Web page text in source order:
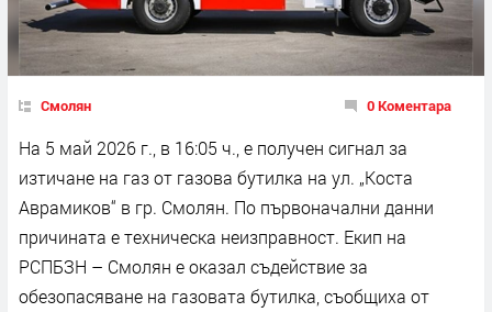
Смолян 0 Коментара
На 5 май 2026 г., в 16:05 ч., е получен сигнал за
изтичане на газ от газова бутилка на ул. „Коста
Аврамиков“ в гр. Смолян. По първоначални данни
причината е техническа неизправност. Екип на
РСПБЗН – Смолян е оказал съдействие за
обезопасяване на газовата бутилка, съобщиха от